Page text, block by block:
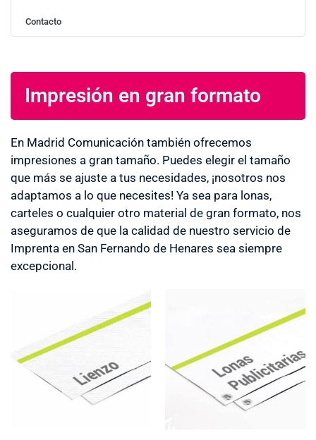
Contacto
Impresión en gran formato
En Madrid Comunicación también ofrecemos
impresiones a gran tamaño. Puedes elegir el tamaño
que más se ajuste a tus necesidades, ¡nosotros nos
adaptamos a lo que necesites! Ya sea para lonas,
carteles o cualquier otro material de gran formato, nos
aseguramos de que la calidad de nuestro servicio de
Imprenta en San Fernando de Henares sea siempre
excepcional.